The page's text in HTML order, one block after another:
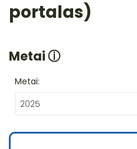
portalas)
Metaiⓘ
Metai:
2025